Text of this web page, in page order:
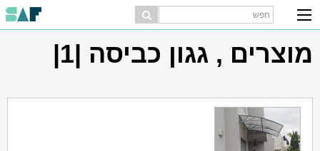
מוצרים , גגון כביסה |1|